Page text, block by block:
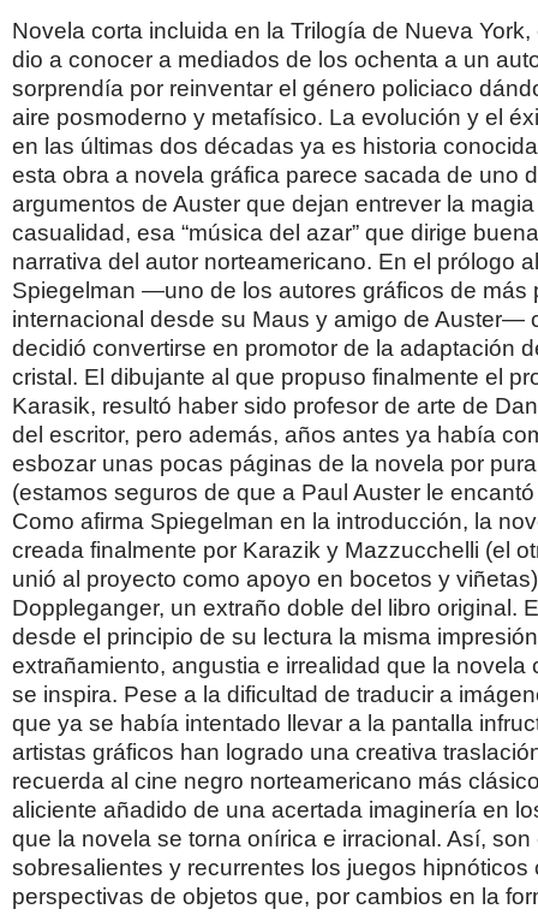
Novela corta incluida en la Trilogía de Nueva
dio a conocer a mediados de los ochenta a un
sorprendía por reinventar el género policiaco
aire posmoderno y metafísico. La evolución y el
en las últimas dos décadas ya es historia
esta obra a novela gráfica parece sacada de uno
argumentos de Auster que dejan entrever la
casualidad, esa “música del azar” que dirige
narrativa del autor norteamericano. En el prólogo
Spiegelman —uno de los autores gráficos de más
internacional desde su Maus y amigo de Auster—
decidió convertirse en promotor de la adaptación
cristal. El dibujante al que propuso finalmente el
Karasik, resultó haber sido profesor de arte de
del escritor, pero además, años antes ya había
esbozar unas pocas páginas de la novela por
(estamos seguros de que a Paul Auster le
Como afirma Spiegelman en la introducción, la
creada finalmente por Karazik y Mazzucchelli (el
unió al proyecto como apoyo en bocetos y
Doppleganger, un extraño doble del libro original.
desde el principio de su lectura la misma
extrañamiento, angustia e irrealidad que la novela
se inspira. Pese a la dificultad de traducir a
que ya se había intentado llevar a la pantalla
artistas gráficos han logrado una creativa
recuerda al cine negro norteamericano más
aliciente añadido de una acertada imaginería en
que la novela se torna onírica e irracional. Así,
sobresalientes y recurrentes los juegos hipnóticos
perspectivas de objetos que, por cambios en la